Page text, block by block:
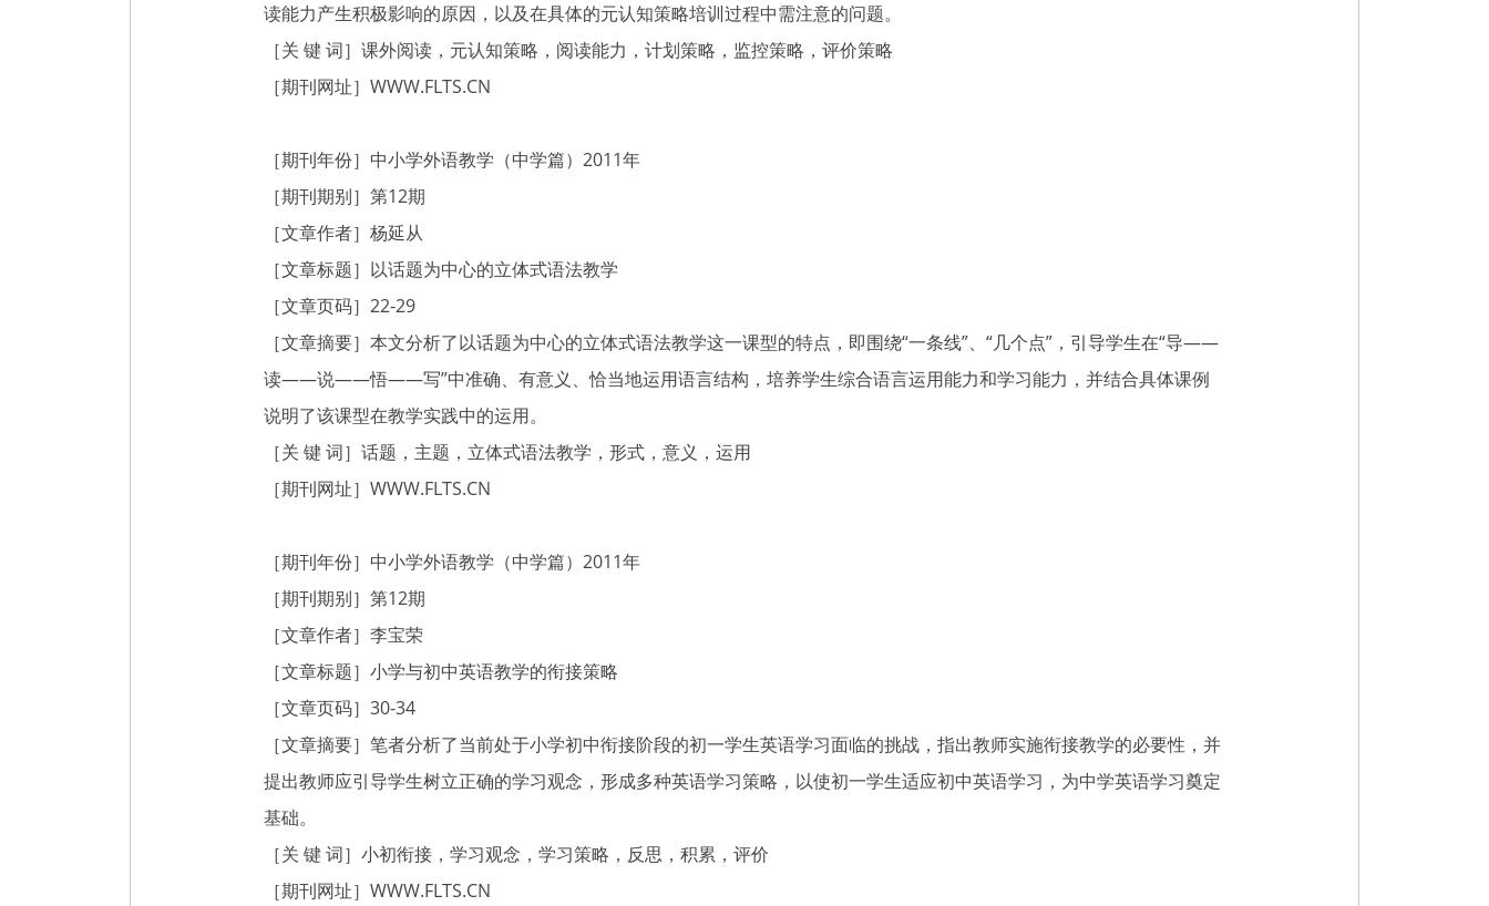
读能力产生积极影响的原因，以及在具体的元认知策略培训过程中需注意的问题。
［关 键 词］课外阅读，元认知策略，阅读能力，计划策略，监控策略，评价策略
［期刊网址］ WWW.FLTS.CN
［期刊年份］中小学外语教学（中学篇）2011年
［期刊期别］第12期
［文章作者］杨延从
［文章标题］以话题为中心的立体式语法教学
［文章页码］22-29
［文章摘要］本文分析了以话题为中心的立体式语法教学这一课型的特点，即围绕“一条线”、“几个点”，引导学生在“导——
读——说——悟——写”中准确、有意义、恰当地运用语言结构，培养学生综合语言运用能力和学习能力，并结合具体课例
说明了该课型在教学实践中的运用。
［关 键 词］话题，主题，立体式语法教学，形式，意义，运用
［期刊网址］ WWW.FLTS.CN
［期刊年份］中小学外语教学（中学篇）2011年
［期刊期别］第12期
［文章作者］李宝荣
［文章标题］小学与初中英语教学的衔接策略
［文章页码］30-34
［文章摘要］笔者分析了当前处于小学初中衔接阶段的初一学生英语学习面临的挑战，指出教师实施衔接教学的必要性，并
提出教师应引导学生树立正确的学习观念，形成多种英语学习策略，以使初一学生适应初中英语学习，为中学英语学习奠定
基础。
［关 键 词］小初衔接，学习观念，学习策略，反思，积累，评价
［期刊网址］ WWW.FLTS.CN